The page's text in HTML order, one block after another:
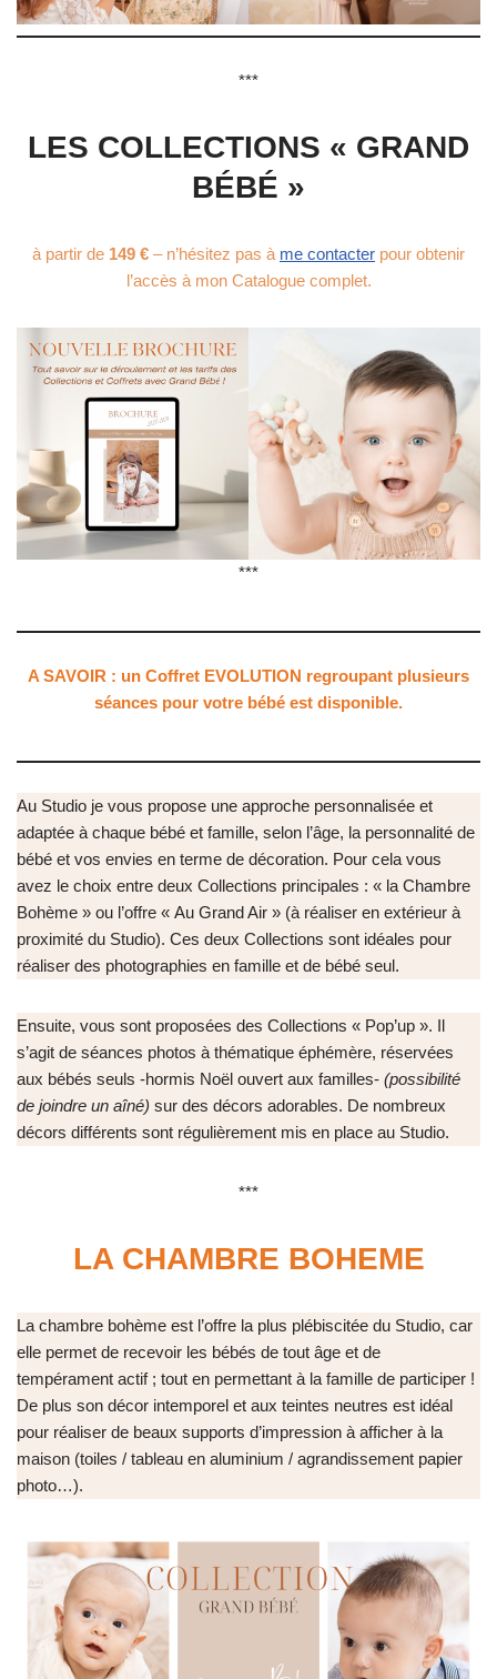
***
LES COLLECTIONS « GRAND
BÉBÉ »
à partir de 149 € – n’hésitez pas à me contacter pour obtenir
l’accès à mon Catalogue complet.
***
A SAVOIR : un Coffret EVOLUTION regroupant plusieurs
séances pour votre bébé est disponible.
Au Studio je vous propose une approche personnalisée et
adaptée à chaque bébé et famille, selon l’âge, la personnalité de
bébé et vos envies en terme de décoration. Pour cela vous
avez le choix entre deux Collections principales : « la Chambre
Bohème » ou l’offre « Au Grand Air » (à réaliser en extérieur à
proximité du Studio). Ces deux Collections sont idéales pour
réaliser des photographies en famille et de bébé seul.
Ensuite, vous sont proposées des Collections « Pop’up ». Il
s’agit de séances photos à thématique éphémère, réservées
aux bébés seuls -hormis Noël ouvert aux familles- (possibilité
de joindre un aîné) sur des décors adorables. De nombreux
décors différents sont régulièrement mis en place au Studio.
***
LA CHAMBRE BOHEME
La chambre bohème est l’offre la plus plébiscitée du Studio, car
elle permet de recevoir les bébés de tout âge et de
tempérament actif ; tout en permettant à la famille de participer !
De plus son décor intemporel et aux teintes neutres est idéal
pour réaliser de beaux supports d’impression à afficher à la
maison (toiles / tableau en aluminium / agrandissement papier
photo…).